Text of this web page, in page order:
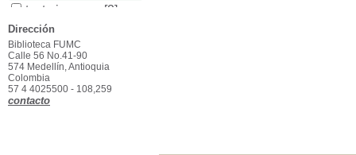
texto impreso [2]
Dirección
Biblioteca FUMC
Calle 56 No.41-90
574 Medellín, Antioquia
Colombia
57 4 4025500 - 108,259
contacto